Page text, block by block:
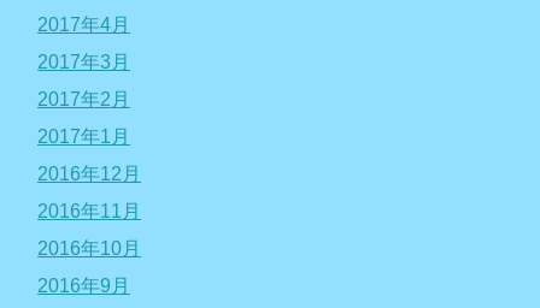
2017年4月
2017年3月
2017年2月
2017年1月
2016年12月
2016年11月
2016年10月
2016年9月